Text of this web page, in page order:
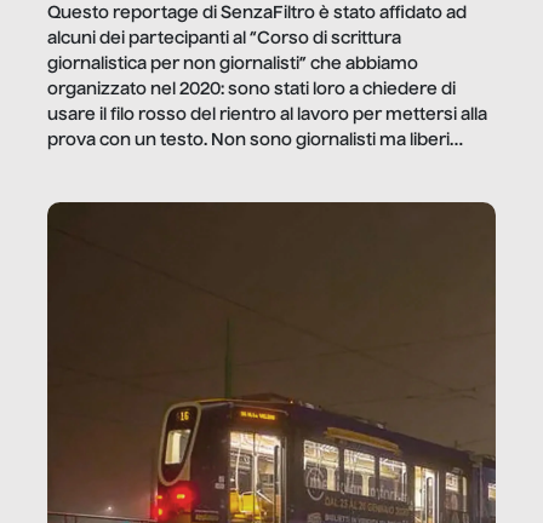
Questo reportage di SenzaFiltro è stato affidato ad
alcuni dei partecipanti al “Corso di scrittura
giornalistica per non giornalisti” che abbiamo
organizzato nel 2020: sono stati loro a chiedere di
usare il filo rosso del rientro al lavoro per mettersi alla
prova con un testo. Non sono giornalisti ma liberi